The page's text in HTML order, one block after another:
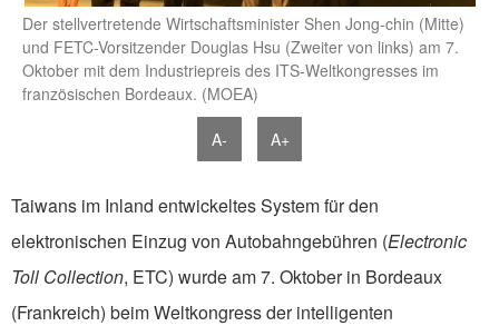
Der stellvertretende Wirtschaftsminister Shen Jong-chin (Mitte)
und FETC-Vorsitzender Douglas Hsu (Zweiter von links) am 7.
Oktober mit dem Industriepreis des ITS-Weltkongresses im
französischen Bordeaux. (MOEA)
A- A+
Taiwans im Inland entwickeltes System für den
elektronischen Einzug von Autobahngebühren (Electronic
Toll Collection, ETC) wurde am 7. Oktober in Bordeaux
(Frankreich) beim Weltkongress der intelligenten